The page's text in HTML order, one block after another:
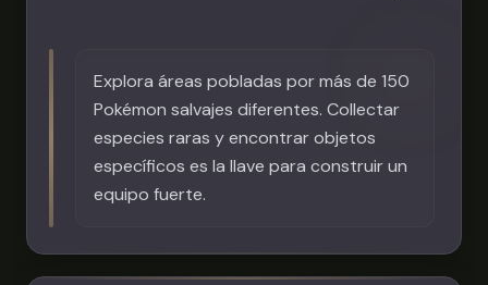
Explora áreas pobladas por más de 150
Pokémon salvajes diferentes. Collectar
especies raras y encontrar objetos
específicos es la llave para construir un
equipo fuerte.